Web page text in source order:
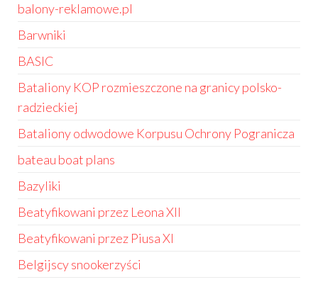
balony-reklamowe.pl
Barwniki
BASIC
Bataliony KOP rozmieszczone na granicy polsko-
radzieckiej
Bataliony odwodowe Korpusu Ochrony Pogranicza
bateau boat plans
Bazyliki
Beatyfikowani przez Leona XII
Beatyfikowani przez Piusa XI
Belgijscy snookerzyści